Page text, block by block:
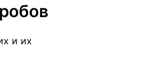
и их